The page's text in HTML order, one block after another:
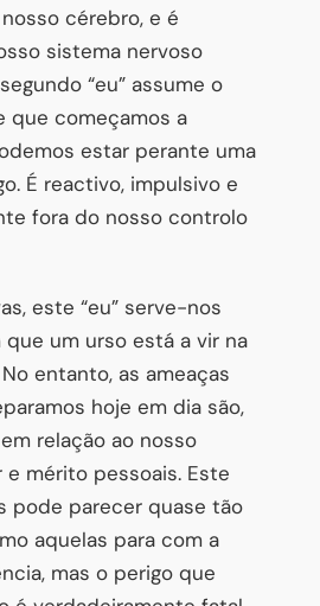
cérebro, e é
sistema nervoso
“eu” assume o
que começamos a
estar perante uma
É reactivo, impulsivo e
fora do nosso controlo
este “eu” serve-nos
um urso está a vir na
entanto, as ameaças
hoje em dia são,
relação ao nosso
mérito pessoais. Este
pode parecer quase tão
aquelas para com a
mas o perigo que